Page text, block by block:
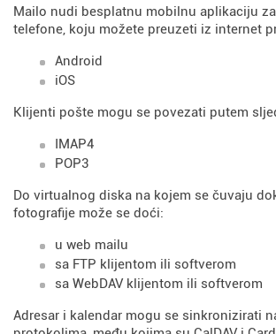
Mailo nudi besplatnu mobilnu aplikaciju
telefone, koju možete preuzeti iz internet
Android
iOS
Klijenti pošte mogu se povezati putem
IMAP4
POP3
Do virtualnog diska na kojem se čuvaju
fotografije može se doći:
u web mailu
sa FTP klijentom ili softverom
sa WebDAV klijentom ili softverom
Adresar i kalendar mogu se sinkronizirati